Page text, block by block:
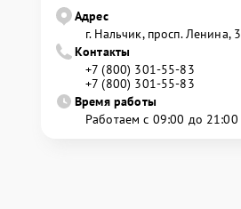
Адрес
г. Нальчик, просп. Ленина, 3
Контакты
+7 (800) 301-55-83
+7 (800) 301-55-83
Время работы
Работаем с 09:00 до 21:00